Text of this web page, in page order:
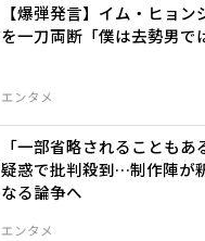
エンタメ
【爆弾発言】イム・ヒョ
を一刀両断「僕は去勢男で
エンタメ
「一部省略されることも
疑惑で批判殺到…制作陣が
なる論争へ